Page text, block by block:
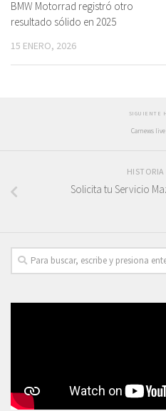
BMW Motorrad registró otro
resultado sólido en 2025
15 ENERO, 2026
SIGUIENTE
Carnews
HISTORIA
Solicita tu Servicio